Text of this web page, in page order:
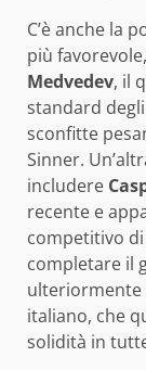
C’è anche la
più
Medvedev, il
standard
sconfitte
Sinner.
includere
recente e
competitivo di
completare il
ulteriormente
italiano, che
solidità in